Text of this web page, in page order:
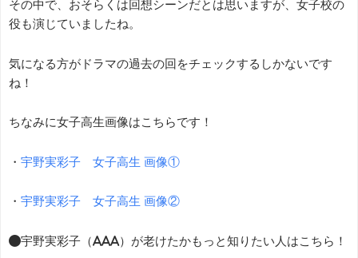
その中で、おそらくは回想シーンだとは思いますが、女子校の
役も演じていましたね。
気になる方がドラマの過去の回をチェックするしかないです
ね！
ちなみに女子高生画像はこちらです！
・ 宇野実彩子 女子高生 画像①
・ 宇野実彩子 女子高生 画像②
●宇野実彩子（AAA）が老けたかもっと知りたい人はこちら！